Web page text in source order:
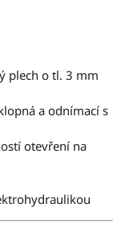
plech o tl. 3 mm
a odnímací s
otevření na